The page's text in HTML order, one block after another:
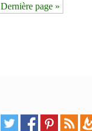
Dernière page »